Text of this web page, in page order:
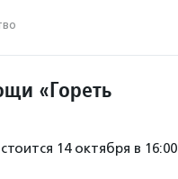
«Гореть
14 октября в 16:00